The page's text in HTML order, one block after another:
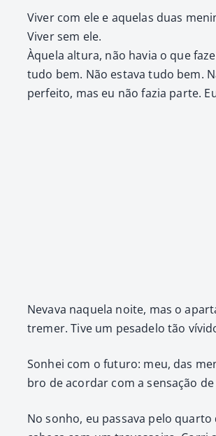
Viv­er com ele e aque­las duas
Viv­er sem ele.
Àquela altura, não havia o que
tudo bem. Não esta­va tudo bem.
per­feito, mas eu não fazia parte.
Neva­va naque­la noite, mas o
tremer. Tive um pesade­lo tão
Son­hei com o futuro: meu, das
bro de acor­dar com a sen­sação
No son­ho, eu pas­sa­va pelo